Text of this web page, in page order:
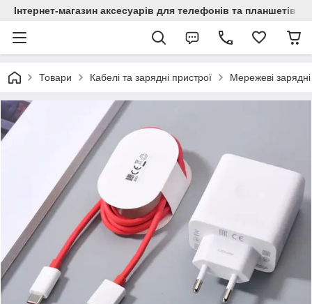
Інтернет-магазин аксесуарів для телефонів та планшетів
Товари Кабелі та зарядні пристрої Мережеві